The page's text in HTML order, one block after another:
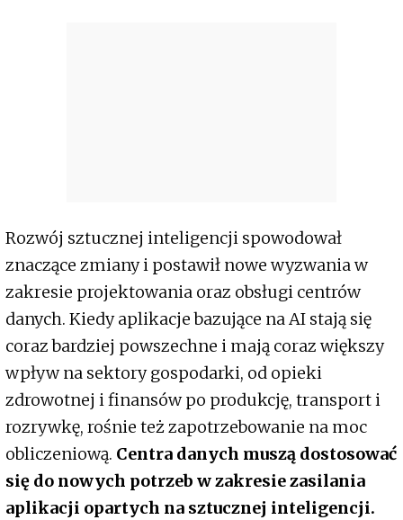
Rozwój sztucznej inteligencji spowodował
znaczące zmiany i postawił nowe wyzwania w
zakresie projektowania oraz obsługi centrów
danych. Kiedy aplikacje bazujące na AI stają się
coraz bardziej powszechne i mają coraz większy
wpływ na sektory gospodarki, od opieki
zdrowotnej i finansów po produkcję, transport i
rozrywkę, rośnie też zapotrzebowanie na moc
obliczeniową. Centra danych muszą dostosować
się do nowych potrzeb w zakresie zasilania
aplikacji opartych na sztucznej inteligencji.